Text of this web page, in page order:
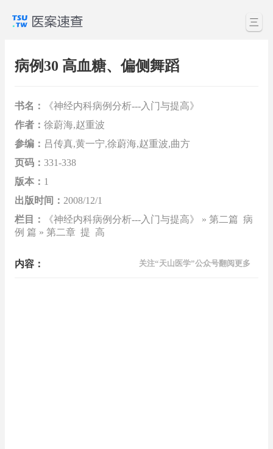
三
病例30 高血糖、偏侧舞蹈
书名：
《神经内科病例分析---入门与提高》
作者： 徐蔚海,赵重波
参编： 吕传真,黄一宁,徐蔚海,赵重波,曲方
页码： 331-338
版本： 1
出版时间： 2008/12/1
栏目：
《神经内科病例分析---入门与提高》 » 第二篇 病
例 篇 » 第二章 提 高
内容： 关注“天山医学”公众号翻阅更多